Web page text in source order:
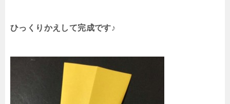
ひっくりかえして完成です♪